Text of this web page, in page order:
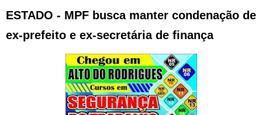
ESTADO - MPF busca manter condenação de
ex-prefeito e ex-secretária de finança